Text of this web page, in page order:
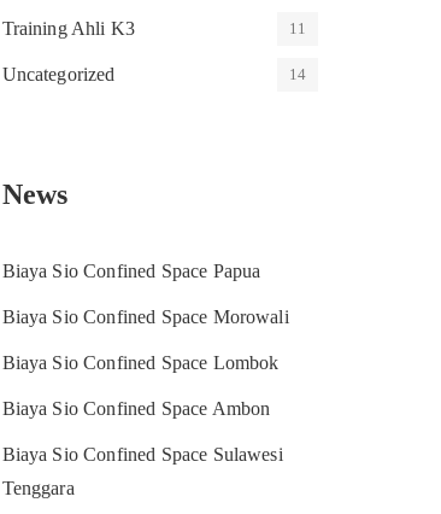
Training Ahli K3 11
Uncategorized 14
News
Biaya Sio Confined Space Papua
Biaya Sio Confined Space Morowali
Biaya Sio Confined Space Lombok
Biaya Sio Confined Space Ambon
Biaya Sio Confined Space Sulawesi
Tenggara